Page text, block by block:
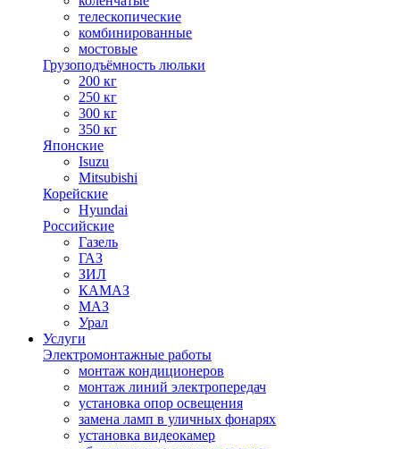
телескопические
комбинированные
мостовые
Грузоподъёмность люльки
200 кг
250 кг
300 кг
350 кг
Японские
Isuzu
Mitsubishi
Корейские
Hyundai
Российские
Газель
ГАЗ
ЗИЛ
КАМАЗ
МАЗ
Урал
Услуги
Электромонтажные работы
монтаж кондиционеров
монтаж линий электропередач
установка опор освещения
замена ламп в уличных фонарях
установка видеокамер